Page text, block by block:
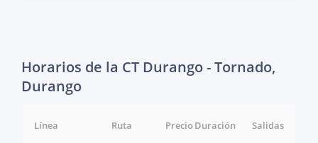
Horarios de la CT Durango - Tornado,
Durango
Línea Ruta Salidas
Duración
Precio